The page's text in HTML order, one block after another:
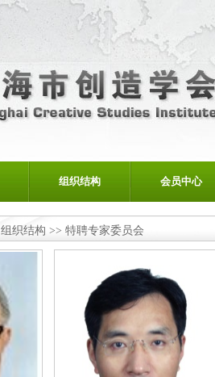
组织结构 会员中心
组织结构 >> 特聘专家委员会